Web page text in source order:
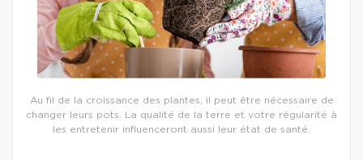
Au fil de la croissance des plantes, il peut être nécessaire de
changer leurs pots. La qualité de la terre et votre régularité à
les entretenir influenceront aussi leur état de santé.